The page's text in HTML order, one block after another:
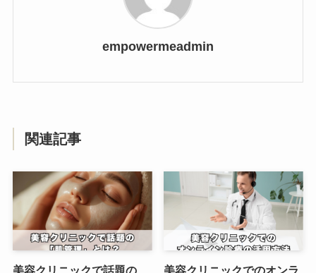
empowermeadmin
関連記事
美容クリニックで話題の 美容クリニックでのオンラ